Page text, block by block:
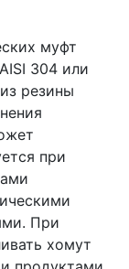
муфт
304 или
резины
при
При
хомут